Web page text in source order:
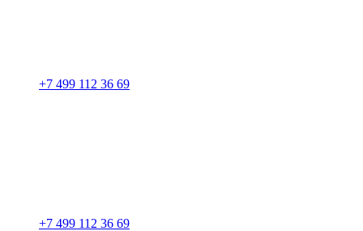
+7 499 112 36 69
+7 499 112 36 69